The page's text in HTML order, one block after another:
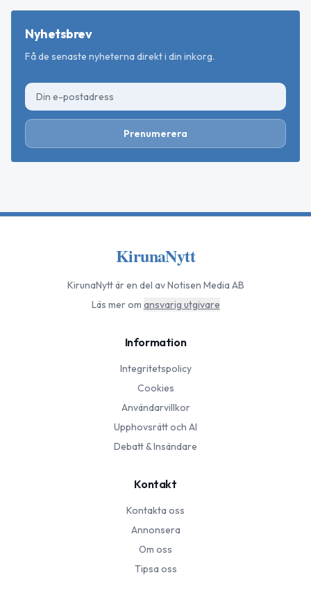
Nyhetsbrev
Få de senaste nyheterna direkt i din inkorg.
Prenumerera
KirunaNytt
KirunaNyttär en del av Notisen Media AB
Läs mer om ansvarig utgivare
Information
Integritetspolicy
Cookies
Användarvillkor
Upphovsrätt och AI
Debatt & Insändare
Kontakt
Kontakta oss
Annonsera
Om oss
Tipsa oss